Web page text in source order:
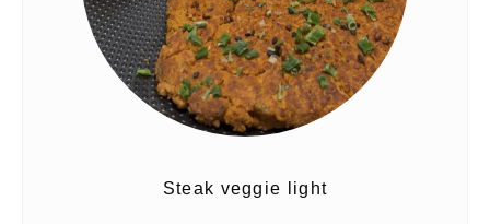
Steak veggie light